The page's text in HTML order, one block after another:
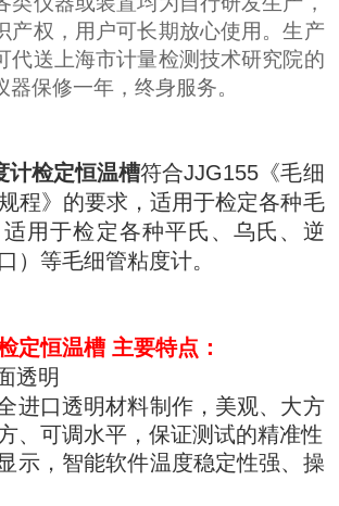
产权，用户可长期放心使用。生产
代送上海市计量检测技术研究院的
器保修一年，终身服务。
计检定恒温槽符合JJG155《毛细
程》的要求，适用于检定各种毛
用于检定各种平氏、乌氏、逆
）等毛细管粘度计。
定恒温槽 主要特点：
透明
进口透明材料制作，美观、大方
、可调水平，保证测试的精准性
示，智能软件温度稳定性强、操